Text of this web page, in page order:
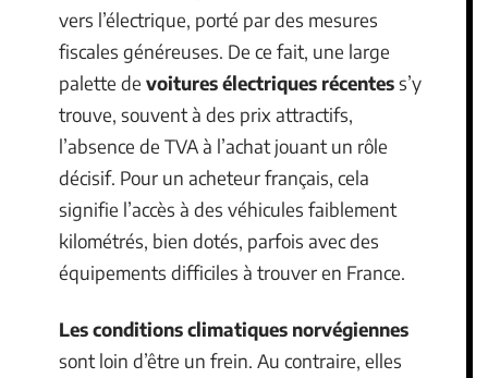
vers l’électrique, porté par des mesures
fiscales généreuses. De ce fait, une large
palette de voitures électriques récentess’y
trouve, souvent à des prix attractifs,
l’absence de TVA à l’achat jouant un rôle
décisif. Pour un acheteur français, cela
signifie l’accès à des véhicules faiblement
kilométrés, bien dotés, parfois avec des
équipements difficiles à trouver en France.
Les conditions climatiques norvégiennes
sont loin d’être un frein. Au contraire, elles